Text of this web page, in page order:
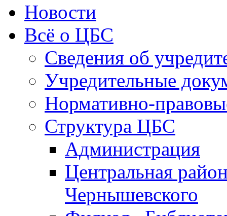
Новости
Всё о ЦБС
Сведения об
Учредительные
Нормативно-
Структура ЦБС
Администрация
Центральная
Чернышевского